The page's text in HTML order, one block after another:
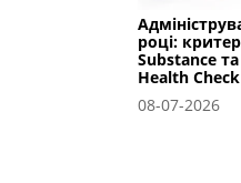
році:
Substance
Health Check
08-07-2026